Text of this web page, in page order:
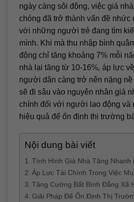
ngày càng sôi động, việc giá
chóng đã trở thành vấn đề nhức
với những người trẻ đang tìm
mình. Khi mà thu nhập bình
động chỉ tăng khoảng 7% mỗi
nhà lại tăng từ 10-16%, áp lực
người dân càng trở nên nặng
sẽ đi sâu vào nguyên nhân giá
chính đối với người lao động và
hiệu quả để ổn định thị trường
Nội dung bài viết
Tình Hình Giá Nhà Tăng Nhanh
Áp Lực Tài Chính Trong Việc
Tăng Cường Bất Bình Đẳng Xã
Giải Pháp Để Ổn Định Thị